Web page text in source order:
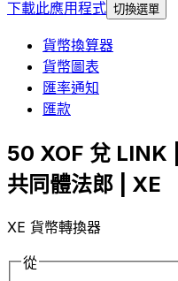
下載此應用程式 切換選單
貨幣換算器
貨幣圖表
匯率通知
匯款
50 XOF 兌 LINK
共同體法郎 | XE
XE 貨幣轉換器
從